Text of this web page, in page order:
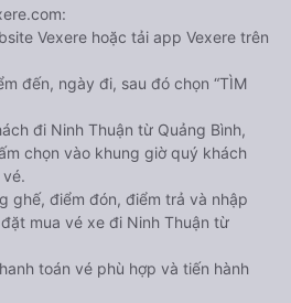
Vexere hoặc tải app Vexere trên
đến, ngày đi, sau đó chọn “TÌM
đi Ninh Thuận từ Quảng Bình,
chọn vào khung giờ quý khách
ghế, điểm đón, điểm trả và nhập
mua vé xe đi Ninh Thuận từ
toán vé phù hợp và tiến hành